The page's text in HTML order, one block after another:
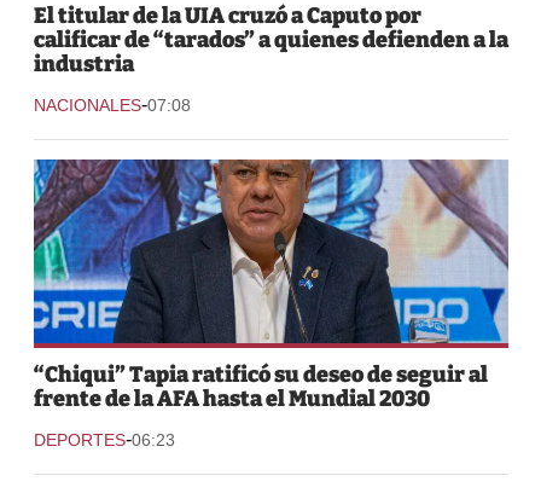
El titular de la UIA cruzó a Caputo por
calificar de “tarados” a quienes defienden a la
industria
NACIONALES-07:08
“Chiqui” Tapia ratificó su deseo de seguir al
frente de la AFA hasta el Mundial 2030
DEPORTES-06:23